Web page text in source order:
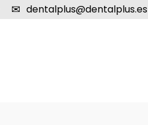
dentalplus@dentalplus.es